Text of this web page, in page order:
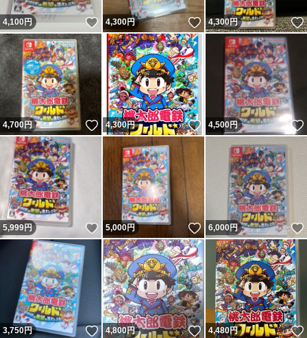
4,100円 いいね！
4,300円 いいね！
4,300円
4,700円 いいね！
4,300円 いいね！
4,500円
5,999円 いいね！
5,000円 いいね！
6,000円
3,750円 いいね！
4,800円 いいね！
4,480円